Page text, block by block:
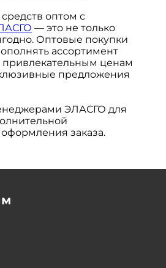
оптом с
— это не только
Оптовые покупки
ассортимент
ценам
предложения
ЭЛАСГО для
заказа.